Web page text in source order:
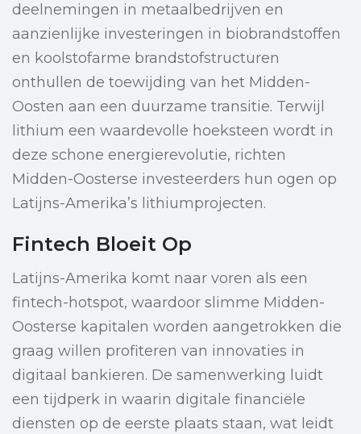
deelnemingen in metaalbedrijven en
aanzienlijke investeringen in biobrandstoffen
en koolstofarme brandstofstructuren
onthullen de toewijding van het Midden-
Oosten aan een duurzame transitie. Terwijl
lithium een waardevolle hoeksteen wordt in
deze schone energierevolutie, richten
Midden-Oosterse investeerders hun ogen op
Latijns-Amerika’s lithiumprojecten.
Fintech Bloeit Op
Latijns-Amerika komt naar voren als een
fintech-hotspot, waardoor slimme Midden-
Oosterse kapitalen worden aangetrokken die
graag willen profiteren van innovaties in
digitaal bankieren. De samenwerking luidt
een tijdperk in waarin digitale financiële
diensten op de eerste plaats staan, wat leidt